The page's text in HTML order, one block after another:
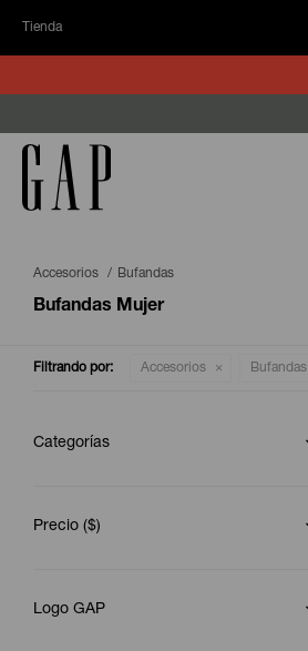
Tienda
Accesorios Bufandas
Bufandas Mujer
Filtrando por: Accesorios Bufandas
Categorías
Precio ($)
Logo GAP